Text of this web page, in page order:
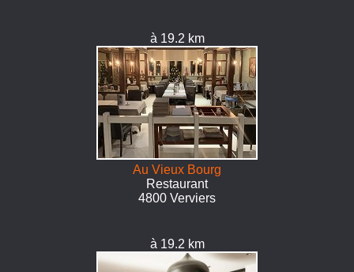
à 19.2 km
Au Vieux Bourg
Restaurant
4800 Verviers
à 19.2 km